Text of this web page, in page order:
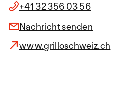
+41 32 356 03 56
Nachricht senden
www.grilloschweiz.ch